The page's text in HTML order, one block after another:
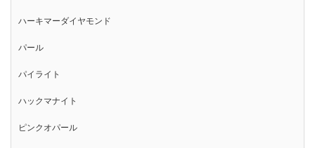
ハーキマーダイヤモンド
パール
パイライト
ハックマナイト
ピンクオパール